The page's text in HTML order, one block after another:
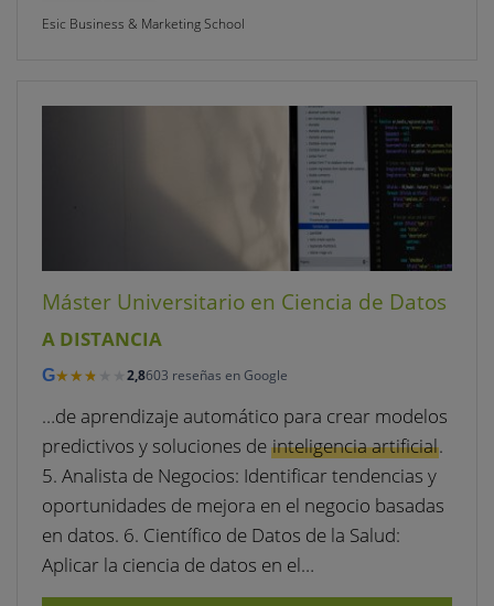
Esic Business & Marketing School
Máster Universitario en Ciencia de Datos
A DISTANCIA
G★★★★★
★★★★★ 2,8603 reseñas en Google
…de aprendizaje automático para crear modelos
predictivos y soluciones de inteligencia artificial.
5. Analista de Negocios: Identificar tendencias y
oportunidades de mejora en el negocio basadas
en datos. 6. Científico de Datos de la Salud:
Aplicar la ciencia de datos en el…